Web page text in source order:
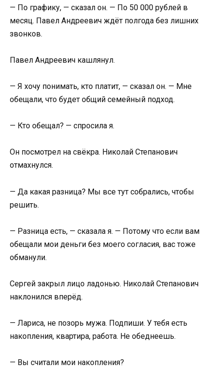
— По графику, — сказал он. — По 50 000 рублей в
месяц. Павел Андреевич ждёт полгода без лишних
звонков.
Павел Андреевич кашлянул.
— Я хочу понимать, кто платит, — сказал он. — Мне
обещали, что будет общий семейный подход.
— Кто обещал? — спросила я.
Он посмотрел на свёкра. Николай Степанович
отмахнулся.
— Да какая разница? Мы все тут собрались, чтобы
решить.
— Разница есть, — сказала я. — Потому что если вам
обещали мои деньги без моего согласия, вас тоже
обманули.
Сергей закрыл лицо ладонью. Николай Степанович
наклонился вперёд.
— Лариса, не позорь мужа. Подпиши. У тебя есть
накопления, квартира, работа. Не обеднеешь.
— Вы считали мои накопления?